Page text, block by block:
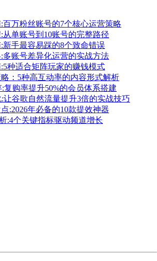
百万粉丝账号的7个核心运营策略
从单账号到10账号的完整路径
新手最容易踩的8个致命错误
多账号差异化运营的实战方法
种适合矩阵玩家的赚钱模式
略：5种高互动率的内容形式解析
复购率提升50%的会员体系搭建
让谷歌自然流量提升3倍的实战技巧
:2026年必备的10款提效神器
:4个关键指标驱动频道增长